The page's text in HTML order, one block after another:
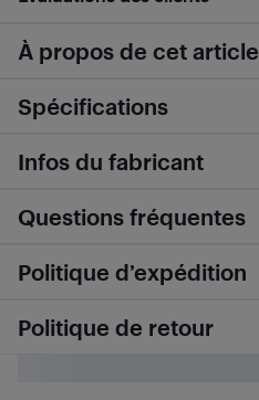
À propos de cet article
Spécifications
Infos du fabricant
Questions fréquentes
Politique d’expédition
Politique de retour